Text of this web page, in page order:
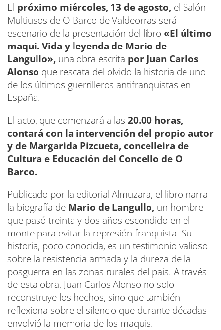
El próximo miércoles, 13 de agosto, el Salón
Multiusos de O Barco de Valdeorras será
escenario de la presentación del libro «El último
maqui. Vida y leyenda de Mario de
Langullo», una obra escrita por Juan Carlos
Alonso que rescata del olvido la historia de uno
de los últimos guerrilleros antifranquistas en
España.
El acto, que comenzará a las 20.00 horas,
contará con la intervención del propio autor
y de Margarida Pizcueta, concelleira de
Cultura e Educación del Concello de O
Barco.
Publicado por la editorial Almuzara, el libro narra
la biografía de Mario de Langullo, un hombre
que pasó treinta y dos años escondido en el
monte para evitar la represión franquista. Su
historia, poco conocida, es un testimonio valioso
sobre la resistencia armada y la dureza de la
posguerra en las zonas rurales del país. A través
de esta obra, Juan Carlos Alonso no solo
reconstruye los hechos, sino que también
reflexiona sobre el silencio que durante décadas
envolvió la memoria de los maquis.